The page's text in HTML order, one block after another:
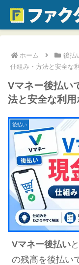
ホーム 後払
仕組み・方法と安全な
Vマネー後払い
法と安全な利用
後払い
Vマネー後払い
の残高を後払い